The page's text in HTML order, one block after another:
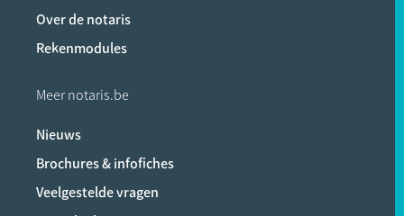
Over de notaris
Rekenmodules
Meer notaris.be
Nieuws
Brochures & infofiches
Veelgestelde vragen